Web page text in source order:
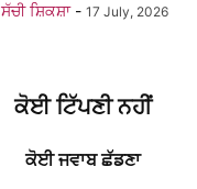
ਸੱਚੀ ਸ਼ਿਕਸ਼ਾ - 17 July, 2026
ਕੋਈ ਟਿੱਪਣੀ ਨਹੀਂ
ਕੋਈ ਜਵਾਬ ਛੱਡਣਾ